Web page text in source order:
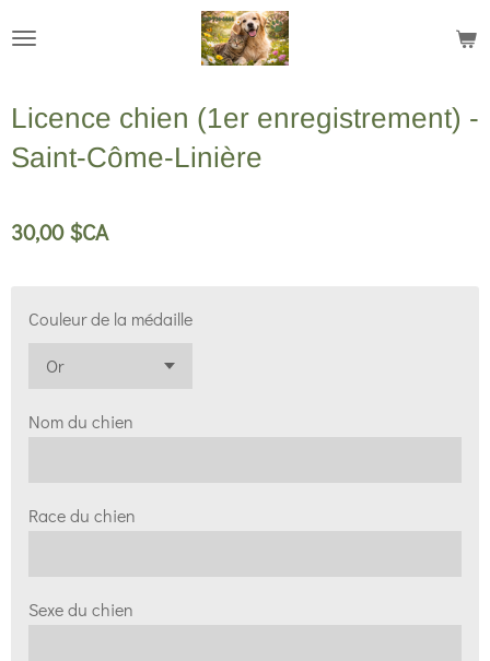
principal
Licence chien (1er enregistrement) -
Saint-Côme-Linière
30,00 $CA
Couleur de la médaille
Nom du chien
Race du chien
Sexe du chien